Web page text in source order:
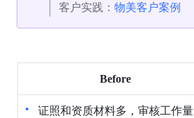
客户实践： 物美客户案例
Before
证照和资质材料多，审核工作量